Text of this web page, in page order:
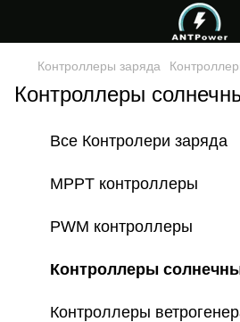
Контроллеры заряда
Контроллеры
Все Контролери заряда
MPPT контроллеры
PWM контроллеры
Контроллеры
Контроллеры